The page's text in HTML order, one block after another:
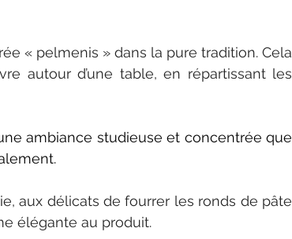
« pelmenis » dans la pure tradition. Cela
autour d’une table, en répartissant les
ambiance studieuse et concentrée que
aux délicats de fourrer les ronds de pâte
élégante au produit.